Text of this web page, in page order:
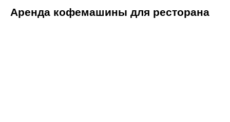
Аренда кофемашины для ресторана